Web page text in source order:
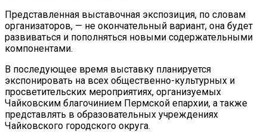
Представленная выставочная экспозиция, по словам
организаторов, — не окончательный вариант, она будет
развиваться и пополняться новыми содержательными
компонентами.
В последующее время выставку планируется
экспонировать на всех общественно-культурных и
просветительских мероприятиях, организуемых
Чайковским благочинием Пермской епархии, а также
представлять в образовательных учреждениях
Чайковского городского округа.